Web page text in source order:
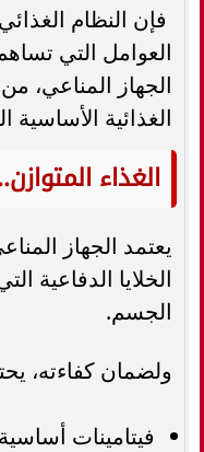
فإن النظام
العوامل التي
الجهاز المناعي،
الغذائية الأساسية
الغذاء
يعتمد الجهاز
الخلايا الدفاعية
الجسم.
ولضمان كفاءته،
فيتامينات أساسية